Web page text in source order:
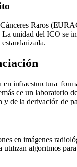
Raros
unidad del ICO se
infraestructura,
de un laboratorio
de la derivación de
en imágenes
utilizan algoritmos